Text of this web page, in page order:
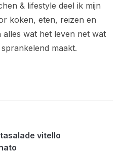
& lifestyle deel ik mijn
koken, eten, reizen en
alles wat het leven net wat
maakt.
vitello